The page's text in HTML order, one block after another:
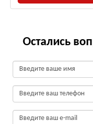
Остались